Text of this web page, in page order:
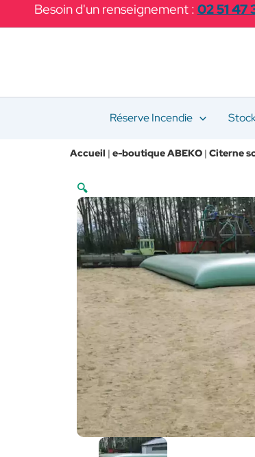
Besoin d'un renseignement : 02 51 47
Réserve Incendie
Accueil | e-boutique ABEKO | Citerne
🔍